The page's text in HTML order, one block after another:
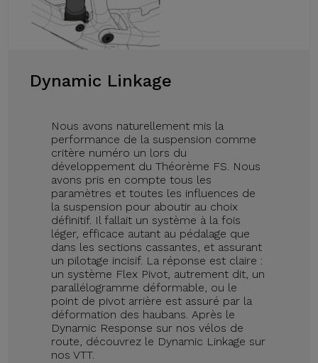
Dynamic Linkage
Nous avons naturellement mis la
performance de la suspension comme
critère numéro un lors du
développement du Théorème FS. Nous
avons pris en compte tous les
paramètres et toutes les influences de
la suspension pour aboutir au choix
définitif. Il fallait un système à la fois
léger, efficace autant au pédalage que
dans les sections cassantes, et assurant
un pilotage incisif. La réponse est claire :
un système Flex Pivot, autrement dit, un
parallélogramme déformable, ou le
point de pivot arrière est assuré par la
déformation des haubans. Après le
Dynamic Response sur nos vélos de
route, découvrez le Dynamic Linkage sur
nos VTT.